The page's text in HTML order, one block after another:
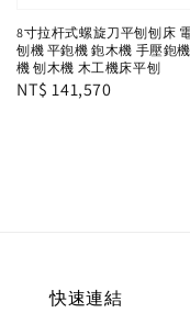
8寸拉杆式螺旋刀平刨刨床
刨機 平鉋機 鉋木機 手壓鉋
機 刨木機 木工機床平刨
Regular
NT$ 141,570
快速連結